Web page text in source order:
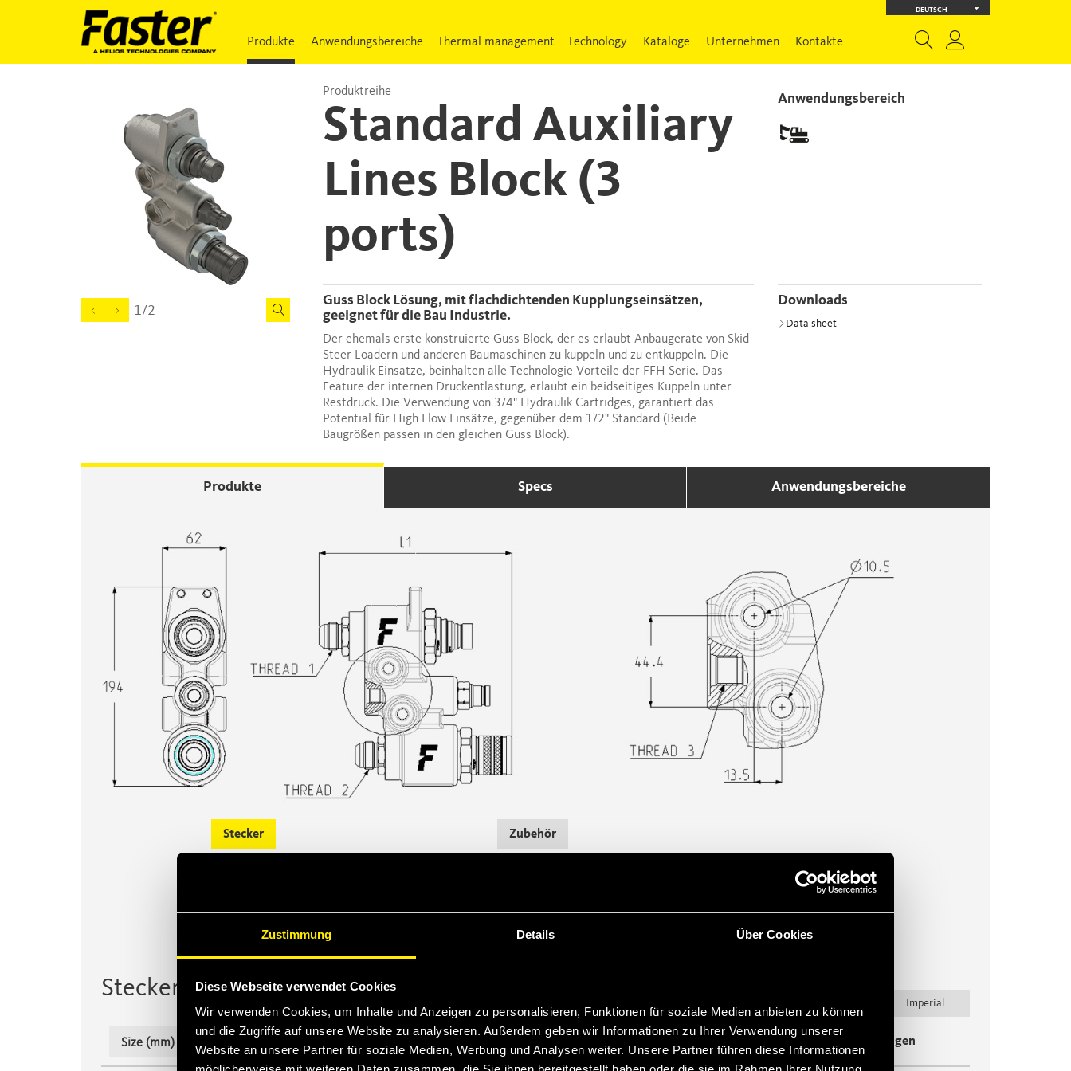
Zustimmung Details Über Cookies
Diese Webseite verwendet Cookies
Wir verwenden Cookies, um Inhalte und Anzeigen zu personalisieren, Funktionen für soziale Medien anbieten zu können
und die Zugriffe auf unsere Website zu analysieren. Außerdem geben wir Informationen zu Ihrer Verwendung unserer
Website an unsere Partner für soziale Medien, Werbung und Analysen weiter. Unsere Partner führen diese Informationen
DEUTSCH
Produkte Anwendungsbereiche Thermal management Technology Kataloge Unternehmen Kontakte
1/2
Produktreihe
Standard Auxiliary
Lines Block (3
ports)
Anwendungsbereich
Guss Block Lösung, mit flachdichtenden Kupplungseinsätzen,
geeignet für die Bau Industrie.
Der ehemals erste konstruierte Guss Block, der es erlaubt Anbaugeräte von Skid
Steer Loadern und anderen Baumaschinen zu kuppeln und zu entkuppeln. Die
Hydraulik Einsätze, beinhalten alle Technologie Vorteile der FFH Serie. Das
Feature der internen Druckentlastung, erlaubt ein beidseitiges Kuppeln unter
Restdruck. Die Verwendung von 3/4" Hydraulik Cartridges, garantiert das
Potential für High Flow Einsätze, gegenüber dem 1/2" Standard (Beide
Baugrößen passen in den gleichen Guss Block).
Downloads
Data sheet
Produkte Specs Anwendungsbereiche
Stecker Zubehör
Stecker
Imperial
Size (mm) Produktcode Gehäuse Kupplungen